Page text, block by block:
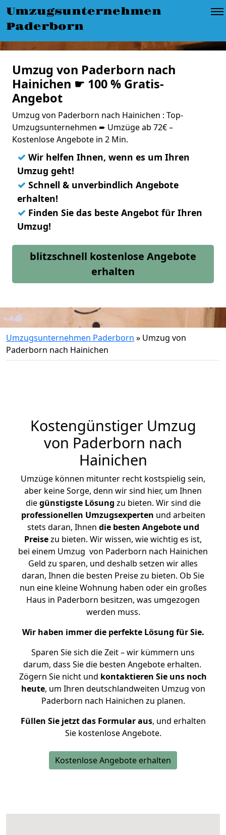
Umzugsunternehmen
Paderborn
Umzug von Paderborn nach
Hainichen ☛ 100 % Gratis-
Angebot
Umzug von Paderborn nach Hainichen : Top-
Umzugsunternehmen ➨ Umzüge ab 72€ –
Kostenlose Angebote in 2 Min.
✓ Wir helfen Ihnen, wenn es um Ihren
Umzug geht!
✓ Schnell & unverbindlich Angebote
erhalten!
✓ Finden Sie das beste Angebot für Ihren
Umzug!
blitzschnell kostenlose Angebote
erhalten
Umzugsunternehmen Paderborn » Umzug von
Paderborn nach Hainichen
Kostengünstiger Umzug
von Paderborn nach
Hainichen
Umzüge können mitunter recht kostspielig sein,
aber keine Sorge, denn wir sind hier, um Ihnen
diegünstigste Lösung zu bieten. Wir sind die
professionellen Umzugsexperten und arbeiten
stets daran, Ihnen die besten Angebote und
Preisezu bieten. Wir wissen, wie wichtig es ist,
bei einem Umzug von Paderborn nach Hainichen
Geld zu sparen, und deshalb setzen wir alles
daran, Ihnen die besten Preise zu bieten. Ob Sie
nun eine kleine Wohnung haben oder ein großes
Haus in Paderborn besitzen, was umgezogen
werden muss.
Wir haben immer die perfekte Lösung für Sie.
Sparen Sie sich die Zeit – wir kümmern uns
darum, dass Sie die besten Angebote erhalten.
Zögern Sie nicht und kontaktieren Sie uns noch
heute, um Ihren deutschlandweiten Umzug von
Paderborn nach Hainichen zu planen.
Füllen Sie jetzt das Formular aus, und erhalten
Sie kostenlose Angebote.
Kostenlose Angebote erhalten